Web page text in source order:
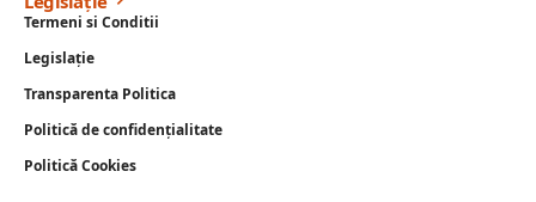
Termeni si Conditii
Legislație
Transparenta Politica
Politică de confidențialitate
Politică Cookies